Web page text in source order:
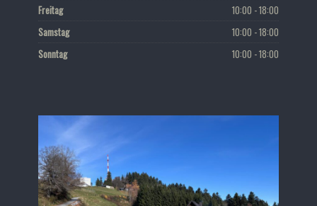
Freitag
10:00 - 18:00
Samstag
10:00 - 18:00
Sonntag
10:00 - 18:00